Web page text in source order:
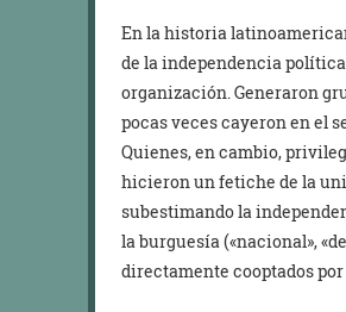
En la historia
de la independencia
organización. Generaron
pocas veces cayeron en el
Quienes, en cambio,
hicieron un fetiche de la
subestimando la
la burguesía («nacional»,
directamente cooptados